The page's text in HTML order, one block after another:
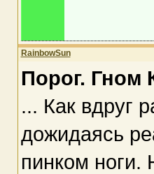
RainbowSun
Порог. Гном
... Как вдруг
дожидаясь
пинком ноги.